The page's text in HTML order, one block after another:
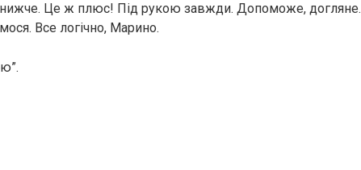
Це ж плюс! Під рукою завжди. Допоможе, догляне.
Все логічно, Марино.